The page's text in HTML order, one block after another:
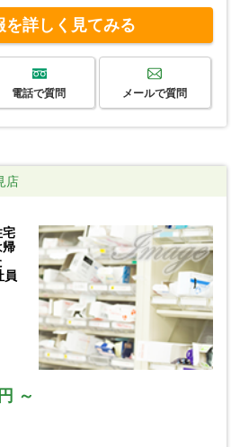
を詳しく見てみる
電話で質問 メールで質問
店
宅
帰
員
～